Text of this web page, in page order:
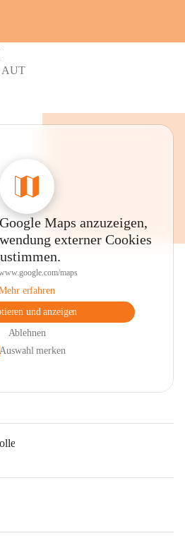
AUT
Maps anzuzeigen,
externer Cookies
maps
erfahren
und anzeigen
Ablehnen
Auswahl merken